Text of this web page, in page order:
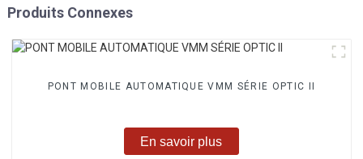
Produits Connexes
PONT MOBILE AUTOMATIQUE VMM SÉRIE OPTIC II
En savoir plus